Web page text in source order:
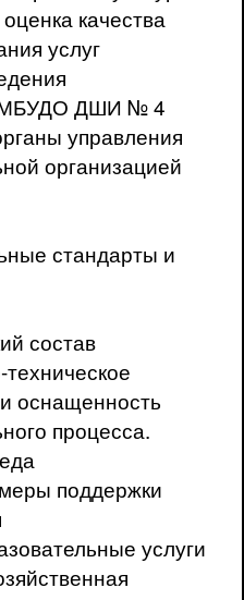
качества
услуг
МБУДО ДШИ № 4
управления
организацией
стандарты и
состав
оснащенность
процесса.
поддержки
услуги